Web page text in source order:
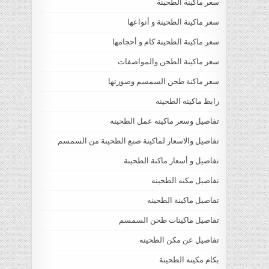
سعر ماكينة الطحينة
سعر ماكينة الطحينة و أنواعها
سعر ماكينة الطحينة كام و أحجامها
سعر ماكينة الطحن والمواصفات
سعر ماكنة طحن السمسم وصورتها
رابط ماكينه الطحينه
تفاصيل وسعر ماكينه عمل الطحينه
تفاصيل والاسعار لماكينة صنع الطحينة من السمسم
تفاصيل و أسعار ماكنة الطحينة
تفاصيل مكنه الطحينه
تفاصيل ماكينة الطحينه
تفاصيل ماكينات طحن السمسم
تفاصيل عن مكن الطحينه
بكام مكينه الطحينة